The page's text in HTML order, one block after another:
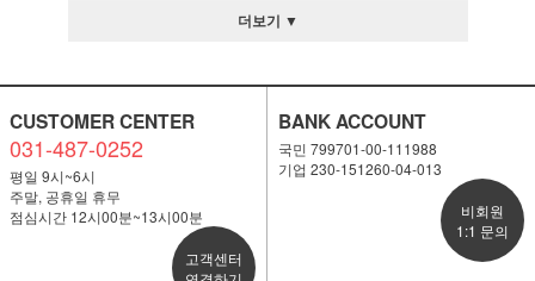
더보기 ▼
CUSTOMER CENTER
031-487-0252
평일 9시~6시
주말, 공휴일 휴무
점심시간 12시00분~13시00분
고객센터
BANK ACCOUNT
국민 799701-00-111988
기업 230-151260-04-013
비회원
1:1 문의